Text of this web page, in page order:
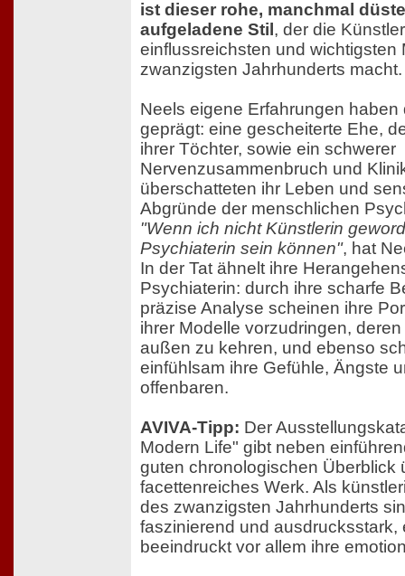
ist dieser rohe, manchmal
aufgeladene Stil , der die
einflussreichsten und wichtigsten
zwanzigsten Jahrhunderts macht.
Neels eigene Erfahrungen haben
geprägt: eine gescheiterte Ehe,
ihrer Töchter, sowie ein schwerer
Nervenzusammenbruch und
überschatteten ihr Leben und
Abgründe der menschlichen
"Wenn ich nicht Künstlerin
Psychiaterin sein können", hat
In der Tat ähnelt ihre
Psychiaterin: durch ihre scharfe
präzise Analyse scheinen ihre
ihrer Modelle vorzudringen,
außen zu kehren, und ebenso
einfühlsam ihre Gefühle, Ängste
offenbaren.
AVIVA-Tipp: Der
Modern Life" gibt neben
guten chronologischen Überblick
facettenreiches Werk. Als
des zwanzigsten Jahrhunderts
faszinierend und ausdrucksstark,
beeindruckt vor allem ihre